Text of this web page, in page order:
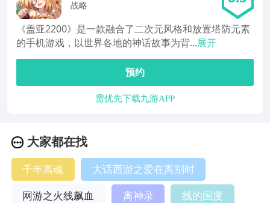
战略
《盖亚2200》是一款融合了二次元风格和放置塔防元素
的手机游戏，以世界各地的神话故事为背...展开
预约
需优先下载九游APP
大家都在找
千年离魂
大话西游之爱在离别时
网游之火线飙血
离神录
线的国度